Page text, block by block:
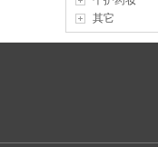
其它